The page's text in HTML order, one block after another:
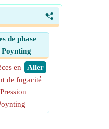
<
de phase
​ Aller
en
de fugacité
Pression